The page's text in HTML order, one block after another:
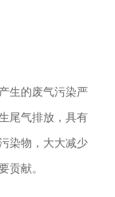
生的废气污染严
尾气排放，具有
染物，大大减少
贡献。